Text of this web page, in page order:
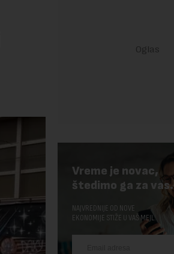
Vreme je novac,
štedimo ga za vas.
NAJVREDNIJE OD NOVE
EKONOMIJE STIŽE U VAŠ MEJL.